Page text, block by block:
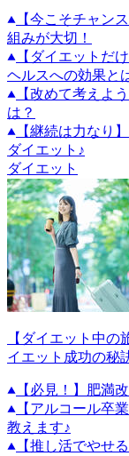
【今こそチャン
組みが大切！
【ダイエットだ
ヘルスへの効果と
【改めて考えよ
は？
【継続は力なり
ダイエット♪
ダイエット
【ダイエット中
イエット成功の秘
【必見！】肥満
【アルコール卒
教えます♪
【推し活でやせ